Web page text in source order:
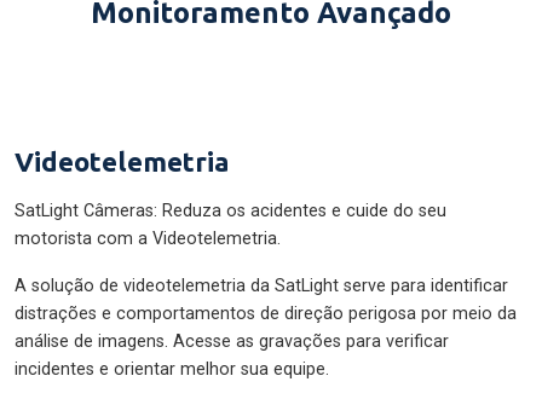
Monitoramento Avançado
Videotelemetria
SatLight Câmeras: Reduza os acidentes e cuide do seu
motorista com a Videotelemetria.
A solução de videotelemetria da SatLight serve para identificar
distrações e comportamentos de direção perigosa por meio da
análise de imagens. Acesse as gravações para verificar
incidentes e orientar melhor sua equipe.